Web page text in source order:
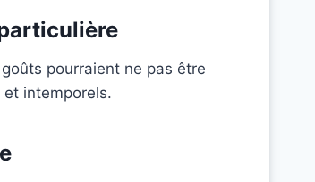
pourraient ne pas être
intemporels.